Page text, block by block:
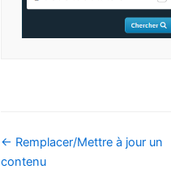
Navigation
de
← Remplacer/Mettre à jour un
contenu